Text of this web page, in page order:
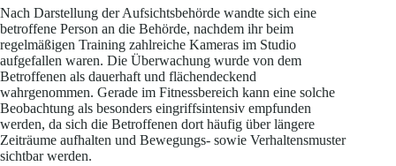
Nach Darstellung der Aufsichtsbehörde wandte sich eine
betroffene Person an die Behörde, nachdem ihr beim
regelmäßigen Training zahlreiche Kameras im Studio
aufgefallen waren. Die Überwachung wurde von dem
Betroffenen als dauerhaft und flächendeckend
wahrgenommen. Gerade im Fitnessbereich kann eine solche
Beobachtung als besonders eingriffsintensiv empfunden
werden, da sich die Betroffenen dort häufig über längere
Zeiträume aufhalten und Bewegungs- sowie Verhaltensmuster
sichtbar werden.